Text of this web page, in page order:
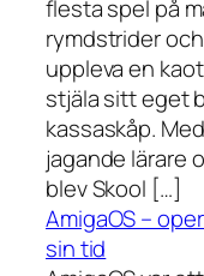
flesta spel på
rymdstrider
uppleva en
stjäla sitt eget
kassaskåp.
jagande lärare
blev Skool […]
AmigaOS –
sin tid